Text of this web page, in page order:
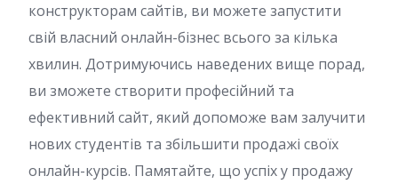
конструкторам сайтів, ви можете запустити
свій власний онлайн-бізнес всього за кілька
хвилин. Дотримуючись наведених вище порад,
ви зможете створити професійний та
ефективний сайт, який допоможе вам залучити
нових студентів та збільшити продажі своїх
онлайн-курсів. Памятайте, що успіх у продажу